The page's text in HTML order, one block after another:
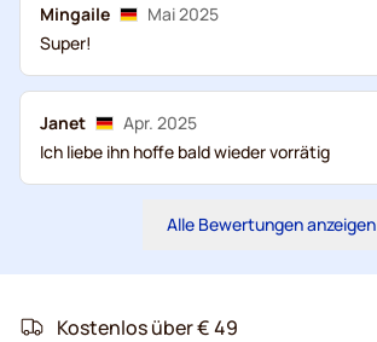
Mingaile
Mai 2025
Super!
Janet
Apr. 2025
Ich liebe ihn hoffe bald wieder vorrätig
Alle Bewertungen anzeigen
Kostenlos über € 49